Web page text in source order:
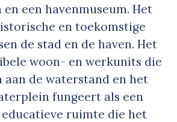
een havenmuseum. Het
en toekomstige
de stad en de haven. Het
woon- en werkunits die
aan de waterstand en het
fungeert als een
ruimte die het